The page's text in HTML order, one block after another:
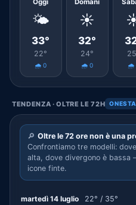
Oggi
🌤️
33°
22°
🌧️ 0
Domani
☀️
32°
24°
🌧️ 0 🌧️
TENDENZA · OLTRE LE 72H
🔎 Oltre le 72 ore non è una
Confrontiamo tre modelli:
alta, dove divergono è bassa
icone finte.
martedì 14 luglio 22° / 35°